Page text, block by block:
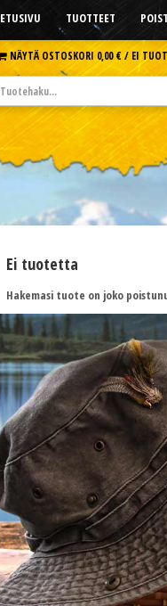
ETUSIVU TUOTTEET
NÄYTÄ OSTOSKORI 0,00 € /EI
Ei tuotetta
Hakemasi tuote on joko